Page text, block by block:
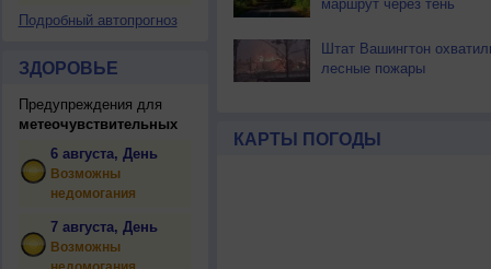
Подробный автопрогноз
ЗДОРОВЬЕ
Предупреждения для
метеочувствительных
6 августа, День
Возможны
недомогания
7 августа, День
Возможны
маршрут через тень
Штат Вашингтон
лесные пожары
КАРТЫ ПОГОДЫ